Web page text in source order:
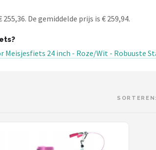
De gemiddelde prijs is € 259,94.
Meisjesfiets 24 inch - Roze/Wit - Robuuste
SORTEREN: